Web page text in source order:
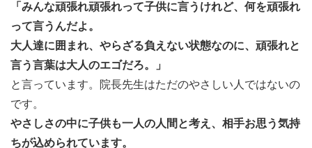
「みんな頑張れ頑張れって子供に言うけれど、何を頑張れ
って言うんだよ。
大人達に囲まれ、やらざる負えない状態なのに、頑張れと
言う言葉は大人のエゴだろ。」
と言っています。院長先生はただのやさしい人ではないの
です。
やさしさの中に子供も一人の人間と考え、相手お思う気持
ちが込められています。